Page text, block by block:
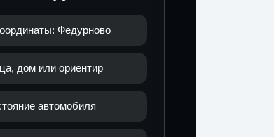
Федурново
дом или ориентир
автомобиля